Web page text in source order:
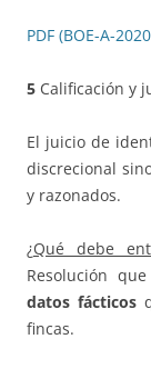
PDF (BOE-A-
5 Calificación y
El juicio de
discrecional
y razonados.
¿Qué debe
Resolución
datos fácticos
fincas.